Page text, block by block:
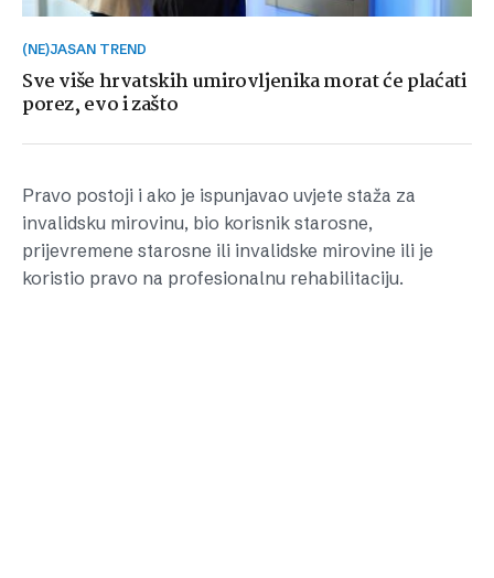
(NE)JASAN TREND
Sve više hrvatskih umirovljenika morat će plaćati
porez, evo i zašto
Pravo postoji i ako je ispunjavao uvjete staža za
invalidsku mirovinu, bio korisnik starosne,
prijevremene starosne ili invalidske mirovine ili je
koristio pravo na profesionalnu rehabilitaciju.